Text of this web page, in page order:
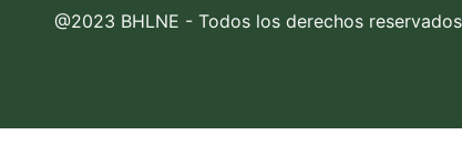
@2023 BHLNE - Todos los derechos reservados